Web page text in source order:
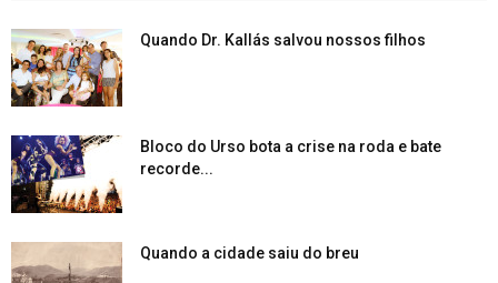
Quando Dr. Kallás salvou nossos filhos
Bloco do Urso bota a crise na roda e bate
recorde...
Quando a cidade saiu do breu